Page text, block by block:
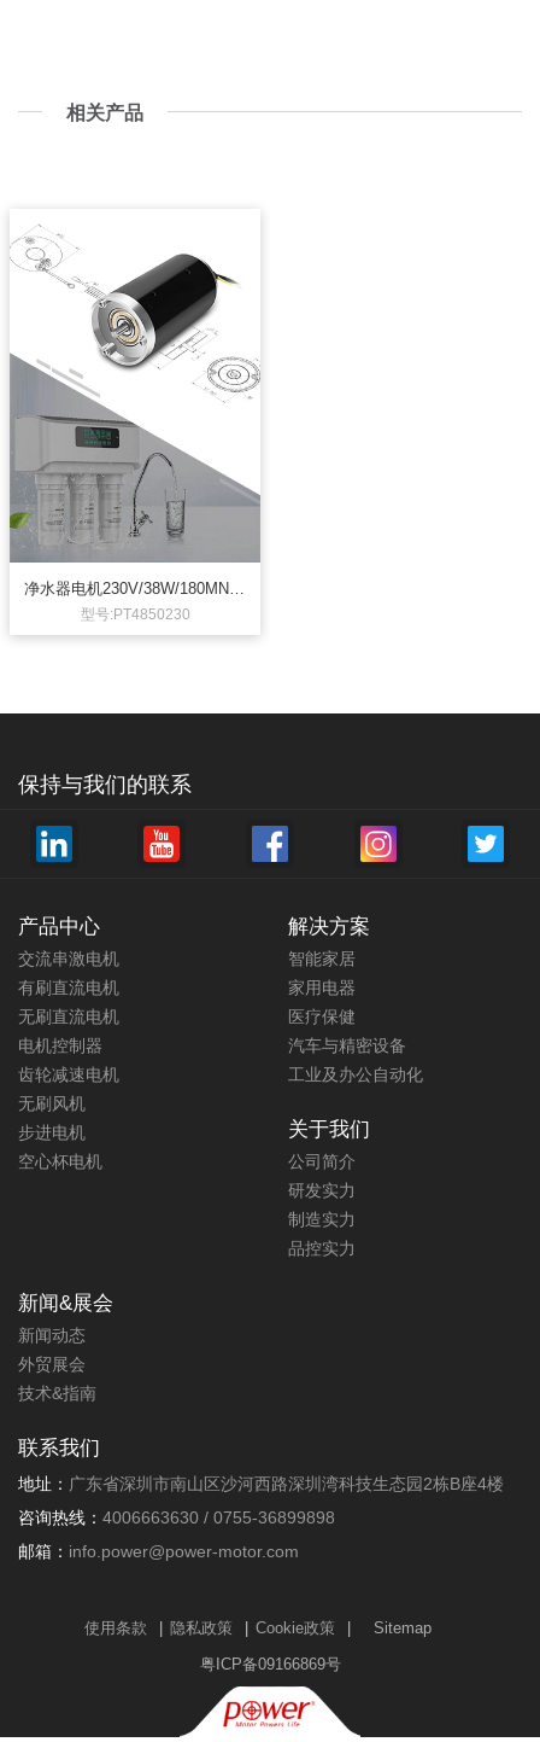
相关产品
净水器电机230V/38W/180MN.M
直流电机
型号:PT4850230
流电机
扭力:180mN.m
功率:38W
水器增压提供最佳力矩，长寿命，
低噪音，可定制范围广；力辉电机
拥有完善的电机定制平台，19年技
案。
更多详情+
保持与我们的联系
产品中心
交流串激电机
有刷直流电机
无刷直流电机
电机控制器
齿轮减速电机
无刷风机
步进电机
空心杯电机
解决方案
智能家居
家用电器
医疗保健
汽车与精密设备
工业及办公自动化
关于我们
公司简介
研发实力
制造实力
品控实力
新闻&展会
新闻动态
外贸展会
技术&指南
联系我们
地址： 广东省深圳市南山区沙河西路深圳湾科技生态园2栋B座4楼
咨询热线： 4006663630 / 0755-36899898
邮箱： info.power@power-motor.com
使用条款 隐私政策 Cookie政策
Sitemap
粤ICP备09166869号